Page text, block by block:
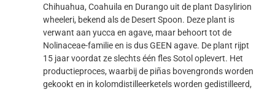
Chihuahua, Coahuila en Durango uit de plant Dasylirion
wheeleri, bekend als de Desert Spoon. Deze plant is
verwant aan yucca en agave, maar behoort tot de
Nolinaceae-familie en is dus GEEN agave. De plant rijpt
15 jaar voordat ze slechts één fles Sotol oplevert. Het
productieproces, waarbij de piñas bovengronds worden
gekookt en in kolomdistilleerketels worden gedistilleerd,